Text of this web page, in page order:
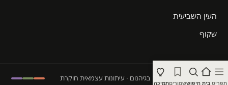
תפריט בית חיפוששמוריםתמיכה
העין השביעית
שקוף
© 2026 המקום הכי חם בגיהנום · עיתונות עצמאית חוקרת